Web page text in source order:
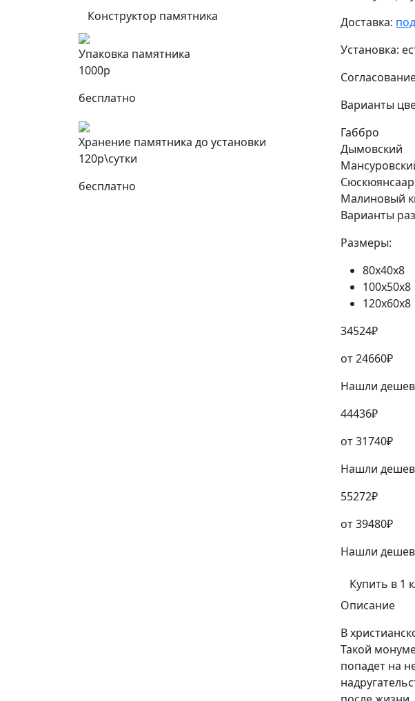
Конструктор памятника
Упаковка памятника
1000р
бесплатно
Хранение памятника до установки
120р\сутки
бесплатно
Доставка:
Установка:
Варианты
Габбро
Дымовский
Малиновый
Варианты
Размеры:
80х40х8
100х50х8
120х60х8
34524₽
от24660₽
Нашли
44436₽
от31740₽
Нашли
55272₽
от39480₽
Нашли
Купить в 1
Описание
В
Такой
попадет на